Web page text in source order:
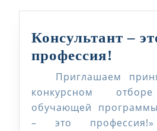
Консультант –
профессия!
–
это
Приглашаем
конкурсном
обучающей программы
– это